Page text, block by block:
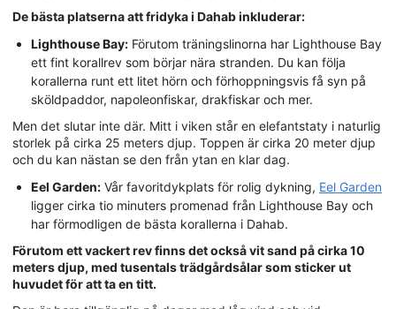
De bästa platserna att fridyka i Dahab inkluderar:
Lighthouse Bay: Förutom träningslinorna har Lighthouse Bay
ett fint korallrev som börjar nära stranden. Du kan följa
korallerna runt ett litet hörn och förhoppningsvis få syn på
sköldpaddor, napoleonfiskar, drakfiskar och mer.
Men det slutar inte där. Mitt i viken står en elefantstaty i naturlig
storlek på cirka 25 meters djup. Toppen är cirka 20 meter djup
och du kan nästan se den från ytan en klar dag.
Eel Garden: Vår favoritdykplats för rolig dykning, Eel Garden
ligger cirka tio minuters promenad från Lighthouse Bay och
har förmodligen de bästa korallerna i Dahab.
Förutom ett vackert rev finns det också vit sand på cirka 10
meters djup, med tusentals trädgårdsålar som sticker ut
huvudet för att ta en titt.